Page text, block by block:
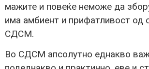
мажите и повеќе неможе да
има амбиент и прифатливост од
СДСМ.
Во СДСМ апсолутно еднакво